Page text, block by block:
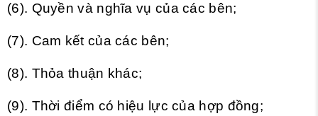
(6). Quyền và nghĩa vụ của các bên;
(7). Cam kết của các bên;
(8). Thỏa thuận khác;
(9). Thời điểm có hiệu lực của hợp đồng;